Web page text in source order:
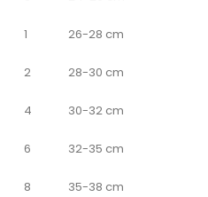
1 26-28 cm
2 28-30 cm
4 30-32 cm
6 32-35 cm
8 35-38 cm